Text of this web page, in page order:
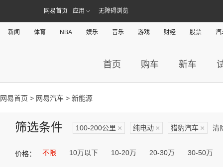
网易首页 应用 无障碍浏览
新闻 体育 NBA 娱乐 音乐 游戏 财经 股票 汽
首页 购车 新车
网易首页 > 网易汽车 > 新能源
筛选条件 100-200公里 × 纯电动 × 猎豹汽车 × 清
价格： 不限 10万以下 10-20万 20-30万 30-50万